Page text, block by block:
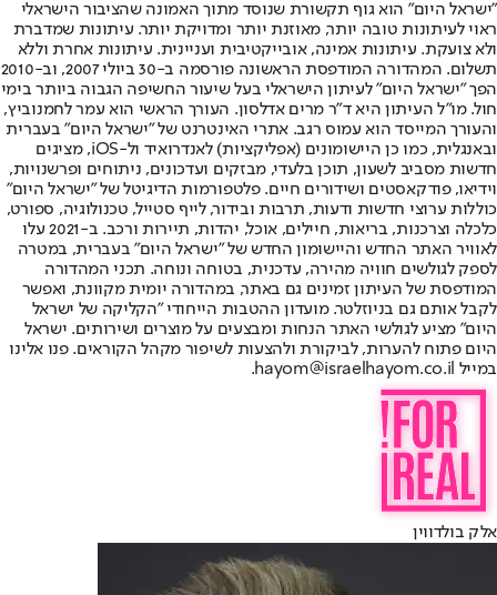
"ישראל היום" הוא גוף תקשורת שנוסד מתוך האמונה שהציבור הישראלי
ראוי לעיתונות טובה יותר, מאוזנת יותר ומדויקת יותר. עיתונות שמדברת
ולא צועקת. עיתונות אמינה, אובייקטיבית ועניינית. עיתונות אחרת וללא
תשלום. המהדורה המודפסת הראשונה פורסמה ב-30 ביולי 2007, וב-2010
הפך "ישראל היום" לעיתון הישראלי בעל שיעור החשיפה הגבוה ביותר בימי
חול. מו"ל העיתון היא ד"ר מרים אדלסון. העורך הראשי הוא עמר לחמנוביץ,
והעורך המייסד הוא עמוס רגב. אתרי האינטרנט של "ישראל היום" בעברית
ובאנגלית, כמו כן היישומונים (אפליקציות) לאנדרואיד ול-iOS, מציגים
חדשות מסביב לשעון, תוכן בלעדי, מבזקים ועדכונים, ניתוחים ופרשנויות,
וידיאו, פודקאסטים ושידורים חיים. פלטפורמות הדיגיטל של "ישראל היום"
כוללות ערוצי חדשות ודעות, תרבות ובידור, לייף סטייל, טכנולוגיה, ספורט,
כלכלה וצרכנות, בריאות, חיילים, אוכל, יהדות, תיירות ורכב. ב-2021 עלו
לאוויר האתר החדש והיישומון החדש של "ישראל היום" בעברית, במטרה
לספק לגולשים חוויה מהירה, עדכנית, בטוחה ונוחה. תכני המהדורה
המודפסת של העיתון זמינים גם באתר, במהדורה יומית מקוונת, ואפשר
לקבל אותם גם בניוזלטר. מועדון ההטבות הייחודי "הקליקה של ישראל
היום" מציע לגולשי האתר הנחות ומבצעים על מוצרים ושירותים. ישראל
היום פתוח להערות, לביקורת ולהצעות לשיפור מקהל הקוראים. פנו אלינו
במייל hayom@israelhayom.co.il.
אלק בולדווין